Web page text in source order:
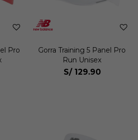
Pro
Gorra Training 5 Panel Pro
Run Unisex
S/ 129.90